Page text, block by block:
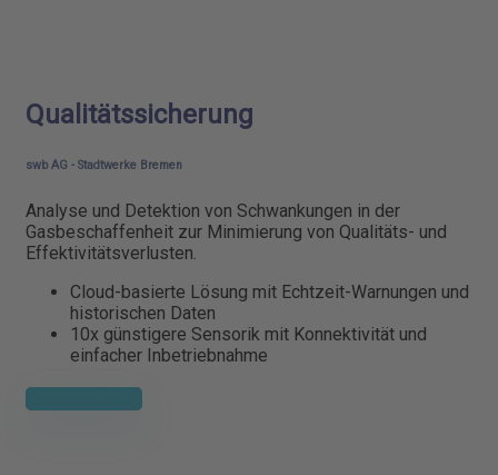
Qualitätssicherung
swb AG - Stadtwerke Bremen
Analyse und Detektion von Schwankungen in der
Gasbeschaffenheit zur Minimierung von Qualitäts- und
Effektivitätsverlusten.
Cloud-basierte Lösung mit Echtzeit-Warnungen und
historischen Daten
10x günstigere Sensorik mit Konnektivität und
einfacher Inbetriebnahme